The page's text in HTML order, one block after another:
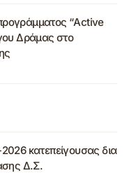
“Active
Δράμας στο
κατεπείγουσας δια
Δ.Σ.